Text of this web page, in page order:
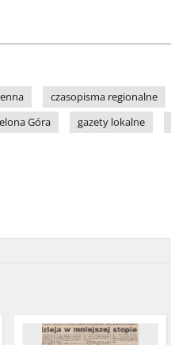
czasopisma regionalne
Góra gazety lokalne